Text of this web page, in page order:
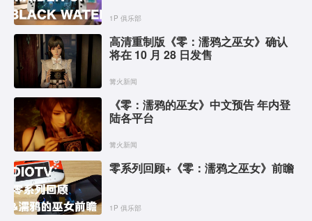
1P 俱乐部
高清重制版《零：濡鸦之巫女》确认
将在 10 月 28 日发售
篝火新闻
《零：濡鸦的巫女》中文预告 年内登
陆各平台
篝火新闻
零系列回顾+《零：濡鸦之巫女》前瞻
1P 俱乐部